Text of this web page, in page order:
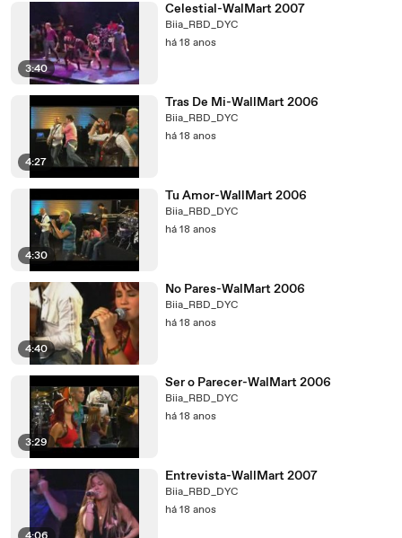
3:40
Celestial-WalMart 2007
Biia_RBD_DYC
há 18 anos
4:27
Tras De Mi-WallMart 2006
Biia_RBD_DYC
há 18 anos
4:30
Tu Amor-WallMart 2006
Biia_RBD_DYC
há 18 anos
4:40
No Pares-WalMart 2006
Biia_RBD_DYC
há 18 anos
3:29
Ser o Parecer-WalMart 2006
Biia_RBD_DYC
há 18 anos
Entrevista-WallMart 2007
Biia_RBD_DYC
há 18 anos